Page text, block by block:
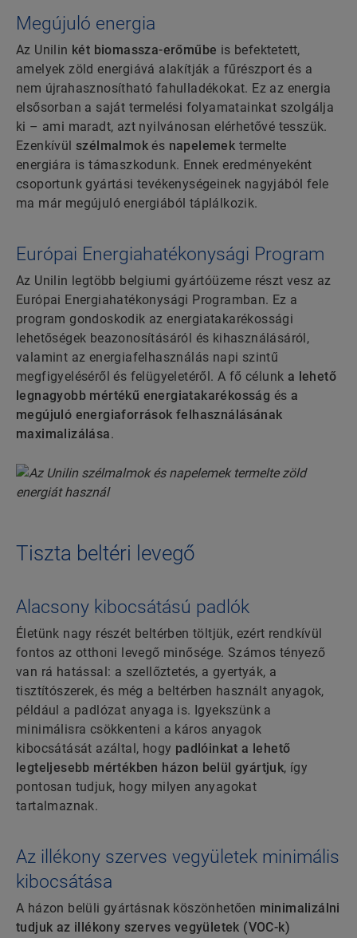
Megújuló energia
Az Unilin két biomassza-erőműbe is befektetett,
amelyek zöld energiává alakítják a fűrészport és a
nem újrahasznosítható fahulladékokat. Ez az energia
elsősorban a saját termelési folyamatainkat szolgálja
ki – ami maradt, azt nyilvánosan elérhetővé tesszük.
Ezenkívülszélmalmokés napelemek termelte
energiára is támaszkodunk. Ennek eredményeként
csoportunk gyártási tevékenységeinek nagyjából fele
ma már megújuló energiából táplálkozik.
Európai Energiahatékonysági Program
Az Unilin legtöbb belgiumi gyártóüzeme részt vesz az
Európai Energiahatékonysági Programban. Ez a
program gondoskodik az energiatakarékossági
lehetőségek beazonosításáról és kihasználásáról,
valamint az energiafelhasználás napi szintű
megfigyeléséről és felügyeletéről. A fő célunk a lehető
legnagyobb mértékű energiatakarékosság és a
megújuló energiaforrások felhasználásának
maximalizálása.
Tiszta beltéri levegő
Alacsony kibocsátású padlók
Életünk nagy részét beltérben töltjük, ezért rendkívül
fontos az otthoni levegő minősége. Számos tényező
van rá hatással: a szellőztetés, a gyertyák, a
tisztítószerek, és még a beltérben használt anyagok,
például a padlózat anyaga is. Igyekszünk a
minimálisra csökkenteni a káros anyagok
kibocsátását azáltal, hogy padlóinkat a lehető
legteljesebb mértékben házon belül gyártjuk, így
pontosan tudjuk, hogy milyen anyagokat
tartalmaznak.
Az illékony szerves vegyületek minimális
kibocsátása
A házon belüli gyártásnak köszönhetően minimalizálni
tudjuk az illékony szerves vegyületek (VOC-k)